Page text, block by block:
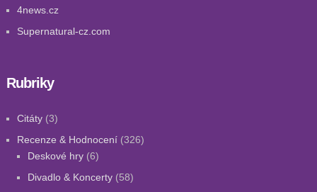
4news.cz
Supernatural-cz.com
Rubriky
Citáty(3)
Recenze & Hodnocení(326)
Deskové hry(6)
Divadlo & Koncerty(58)